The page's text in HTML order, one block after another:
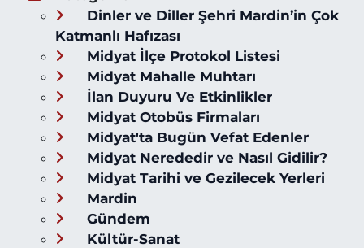
Dinler ve Diller Şehri Mardin’in Çok
Katmanlı Hafızası
Midyat İlçe Protokol Listesi
Midyat Mahalle Muhtarı
İlan Duyuru Ve Etkinlikler
Midyat Otobüs Firmaları
Midyat'ta Bugün Vefat Edenler
Midyat Nerededir ve Nasıl Gidilir?
Midyat Tarihi ve Gezilecek Yerleri
Mardin
Gündem
Kültür-Sanat